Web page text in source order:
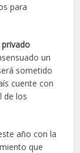
para
un
sometido
cuente con
de los
año con la
que